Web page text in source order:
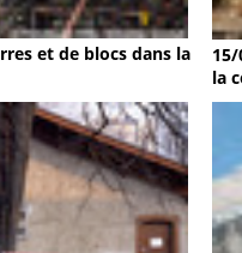
et de blocs dans la
la